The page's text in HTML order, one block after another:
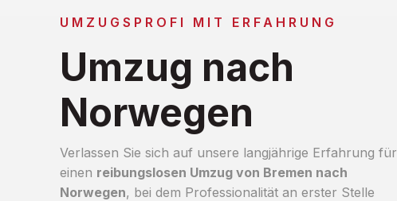
UMZUGSPROFI MIT ERFAHRUNG
Umzug nach
Norwegen
Verlassen Sie sich auf unsere langjährige Erfahrung für
einen reibungslosen Umzug von Bremen nach
Norwegen, bei dem Professionalität an erster Stelle